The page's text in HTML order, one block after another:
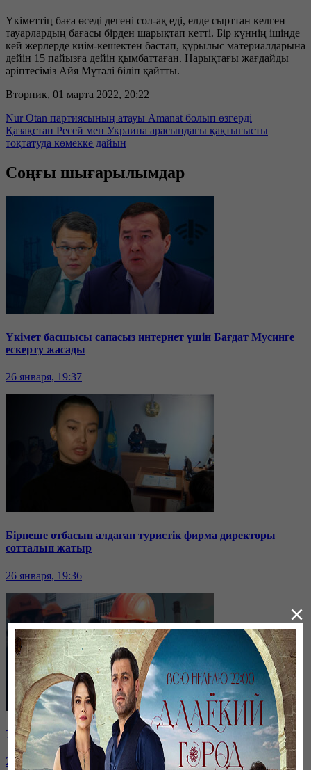
Үкіметтің баға өседі дегені сол-ақ еді, елде сырттан келген
тауарлардың бағасы бірден шарықтап кетті. Бір күннің ішінде
кей жерлерде киім-кешектен бастап, құрылыс материалдарына
дейін 15 пайызға дейін қымбаттаған. Нарықтағы жағдайды
әріптесіміз Айя Мүтәлі біліп қайтты.
Вторник, 01 марта 2022, 20:22
Nur Otan партиясының атауы Amanat болып өзгерді
Қазақстан Ресей мен Украина арасындағы қақтығысты
тоқтатуда көмекке дайын
Соңғы шығарылымдар
Үкімет басшысы сапасыз интернет үшін Бағдат Мусинге
ескерту жасады
26 января, 19:37
Бірнеше отбасын алдаған туристік фирма директоры
сотталып жатыр
26 января, 19:36
Таразда ТЭЦ қызметкерлері жалақы көтеруді талап етті
26 января, 19:36
×